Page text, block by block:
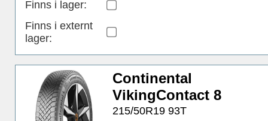
Finns i lager:
Finns i externt
lager:
Continental
VikingContact 8
215/50R19 93T